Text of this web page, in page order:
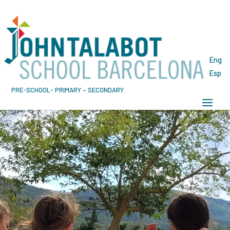
Eng
Esp
PRE-SCHOOL- PRIMARY – SECONDARY